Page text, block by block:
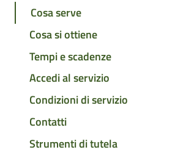
Cosa serve
Cosa si ottiene
Tempi e scadenze
Accedi al servizio
Condizioni di servizio
Contatti
Strumenti di tutela